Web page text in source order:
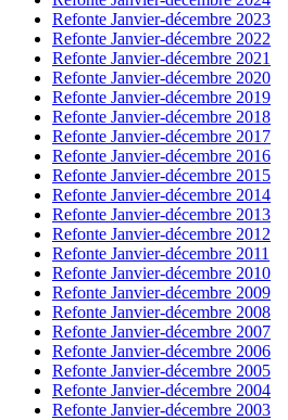
Refonte Janvier-décembre 2023
Refonte Janvier-décembre 2022
Refonte Janvier-décembre 2021
Refonte Janvier-décembre 2020
Refonte Janvier-décembre 2019
Refonte Janvier-décembre 2018
Refonte Janvier-décembre 2017
Refonte Janvier-décembre 2016
Refonte Janvier-décembre 2015
Refonte Janvier-décembre 2014
Refonte Janvier-décembre 2013
Refonte Janvier-décembre 2012
Refonte Janvier-décembre 2011
Refonte Janvier-décembre 2010
Refonte Janvier-décembre 2009
Refonte Janvier-décembre 2008
Refonte Janvier-décembre 2007
Refonte Janvier-décembre 2006
Refonte Janvier-décembre 2005
Refonte Janvier-décembre 2004
Refonte Janvier-décembre 2003